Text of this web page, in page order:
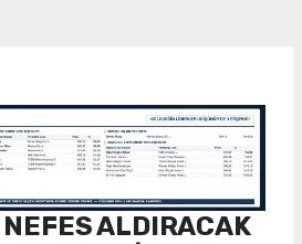
ALDIRACAK